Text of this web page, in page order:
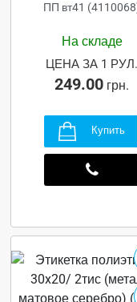
ПП вт41
На складе
249.00 грн.
ЦЕНА ЗА 1 РУЛ.
Купить